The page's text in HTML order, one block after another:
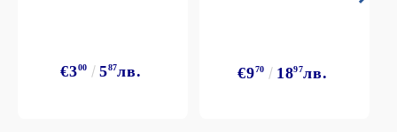
€300 587лв. €970 1897лв.